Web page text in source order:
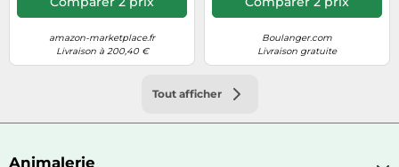
amazon-marketplace.fr
Livraison à 200,40 €
Boulanger.com
Livraison gratuite
Tout afficher
Animalerie